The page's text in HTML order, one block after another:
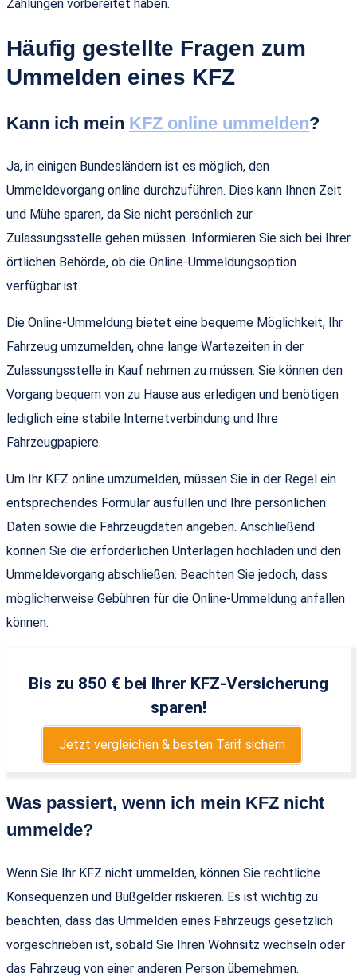
Zahlungen vorbereitet haben.
Häufig gestellte Fragen zum
Ummelden eines KFZ
Kann ich mein KFZ online ummelden?
Ja, in einigen Bundesländern ist es möglich, den
Ummeldevorgang online durchzuführen. Dies kann Ihnen Zeit
und Mühe sparen, da Sie nicht persönlich zur
Zulassungsstelle gehen müssen. Informieren Sie sich bei Ihrer
örtlichen Behörde, ob die Online-Ummeldungsoption
verfügbar ist.
Die Online-Ummeldung bietet eine bequeme Möglichkeit, Ihr
Fahrzeug umzumelden, ohne lange Wartezeiten in der
Zulassungsstelle in Kauf nehmen zu müssen. Sie können den
Vorgang bequem von zu Hause aus erledigen und benötigen
lediglich eine stabile Internetverbindung und Ihre
Fahrzeugpapiere.
Um Ihr KFZ online umzumelden, müssen Sie in der Regel ein
entsprechendes Formular ausfüllen und Ihre persönlichen
Daten sowie die Fahrzeugdaten angeben. Anschließend
können Sie die erforderlichen Unterlagen hochladen und den
Ummeldevorgang abschließen. Beachten Sie jedoch, dass
möglicherweise Gebühren für die Online-Ummeldung anfallen
können.
Bis zu 850 € bei Ihrer KFZ-Versicherung
sparen!
Jetzt vergleichen & besten Tarif sichern
Was passiert, wenn ich mein KFZ nicht
ummelde?
Wenn Sie Ihr KFZ nicht ummelden, können Sie rechtliche
Konsequenzen und Bußgelder riskieren. Es ist wichtig zu
beachten, dass das Ummelden eines Fahrzeugs gesetzlich
vorgeschrieben ist, sobald Sie Ihren Wohnsitz wechseln oder
das Fahrzeug von einer anderen Person übernehmen.